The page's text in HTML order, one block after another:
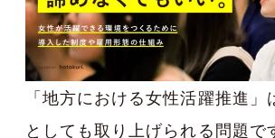
「地方における女性活躍推進」
としても取り上げられる問題で